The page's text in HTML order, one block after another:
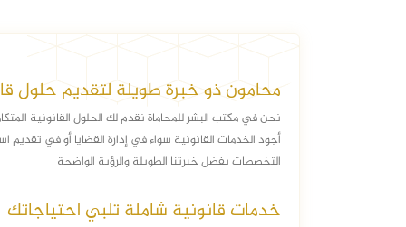
محامون ذو خبرة طويلة لتقديم حلول
نحن في مكتب البشر للمحاماة نقدم لك الحلول القانونية
أجود الخدمات القانونية سواء في إدارة القضايا أو في
التخصصات بفضل خبرتنا الطويلة والرؤية الواضحة
خدمات قانونية شاملة تلبي احتياجاتك